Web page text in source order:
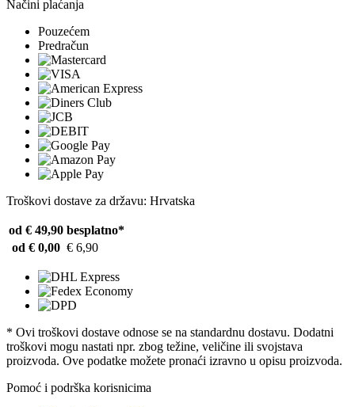
Načini plaćanja
Pouzećem
Predračun
Troškovi dostave za državu: Hrvatska
od € 49,90 besplatno*
od € 0,00 € 6,90
* Ovi troškovi dostave odnose se na standardnu ​​dostavu. Dodatni
troškovi mogu nastati npr. zbog težine, veličine ili svojstava
proizvoda. Ove podatke možete pronaći izravno u opisu proizvoda.
Pomoć i podrška korisnicima